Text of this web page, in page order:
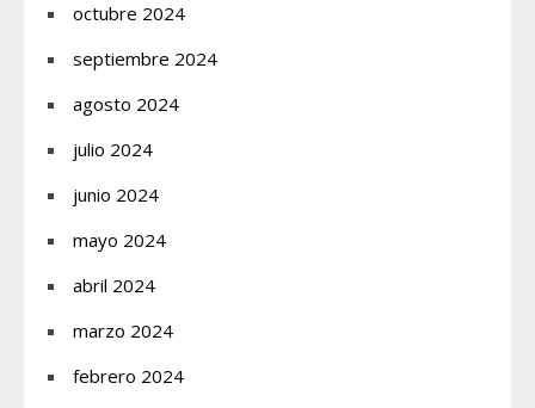
octubre 2024
septiembre 2024
agosto 2024
julio 2024
junio 2024
mayo 2024
abril 2024
marzo 2024
febrero 2024